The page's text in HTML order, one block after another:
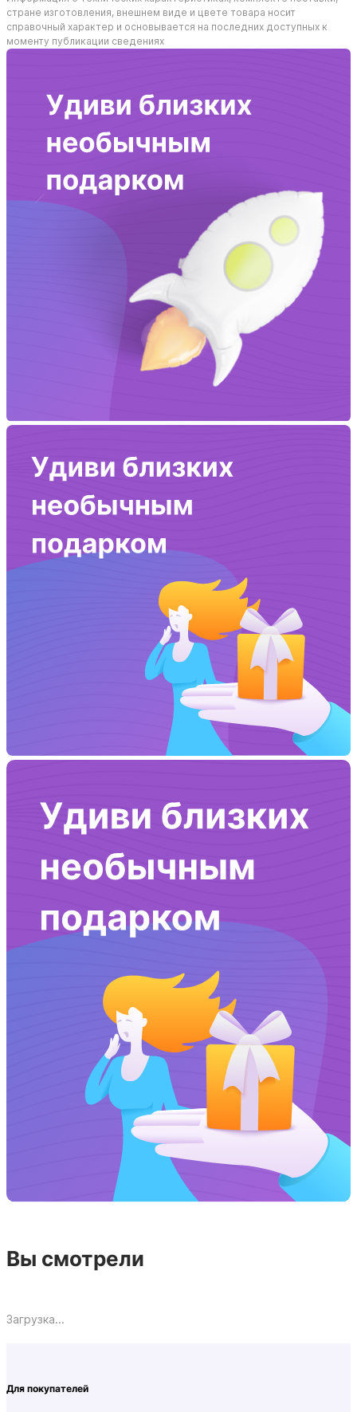
стране изготовления, внешнем виде и цвете товара носит
справочный характер и основывается на последних доступных к
моменту публикации сведениях
Вы смотрели
Загрузка...
Для покупателей